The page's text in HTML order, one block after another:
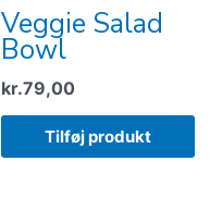
Veggie Salad
Bowl
kr.79,00
Tilføj produkt